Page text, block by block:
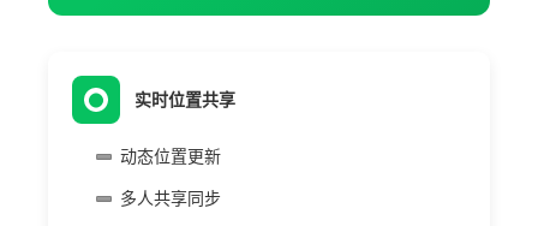
实时位置共享
动态位置更新
多人共享同步